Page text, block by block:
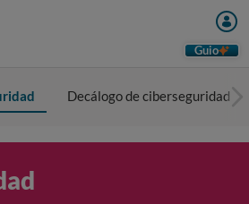
Guio
Decálogo de ciberseguridad